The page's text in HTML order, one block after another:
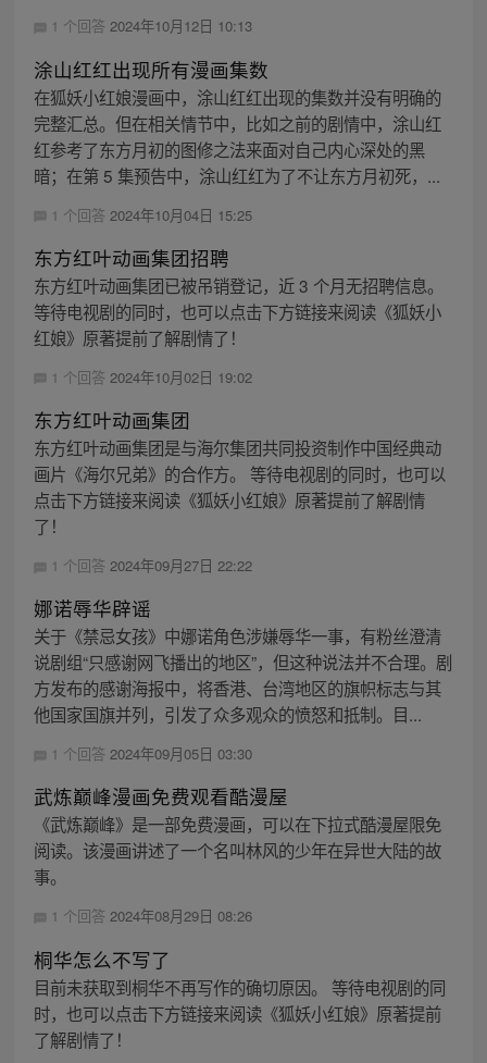
1 个回答 2024年10月12日 10:13
涂山红红出现所有漫画集数
在狐妖小红娘漫画中，涂山红红出现的集数并没有明确的
完整汇总。但在相关情节中，比如之前的剧情中，涂山红
红参考了东方月初的图修之法来面对自己内心深处的黑
暗；在第 5 集预告中，涂山红红为了不让东方月初死，...
1 个回答 2024年10月04日 15:25
东方红叶动画集团招聘
东方红叶动画集团已被吊销登记，近 3 个月无招聘信息。
等待电视剧的同时，也可以点击下方链接来阅读《狐妖小
红娘》原著提前了解剧情了！
1 个回答 2024年10月02日 19:02
东方红叶动画集团
东方红叶动画集团是与海尔集团共同投资制作中国经典动
画片《海尔兄弟》的合作方。 等待电视剧的同时，也可以
点击下方链接来阅读《狐妖小红娘》原著提前了解剧情
了！
1 个回答 2024年09月27日 22:22
娜诺辱华辟谣
关于《禁忌女孩》中娜诺角色涉嫌辱华一事，有粉丝澄清
说剧组“只感谢网飞播出的地区”，但这种说法并不合理。剧
方发布的感谢海报中，将香港、台湾地区的旗帜标志与其
他国家国旗并列，引发了众多观众的愤怒和抵制。目...
1 个回答 2024年09月05日 03:30
武炼巅峰漫画免费观看酷漫屋
《武炼巅峰》是一部免费漫画，可以在下拉式酷漫屋限免
阅读。该漫画讲述了一个名叫林风的少年在异世大陆的故
事。
1 个回答 2024年08月29日 08:26
桐华怎么不写了
目前未获取到桐华不再写作的确切原因。 等待电视剧的同
时，也可以点击下方链接来阅读《狐妖小红娘》原著提前
了解剧情了！